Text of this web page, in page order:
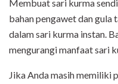
Membuat sari kurma
bahan pengawet dan gula
dalam sari kurma instan.
mengurangi manfaat sari
Jika Anda masih memiliki